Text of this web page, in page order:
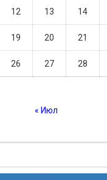
12 13 14
19 20 21
26 27 28
« Июл